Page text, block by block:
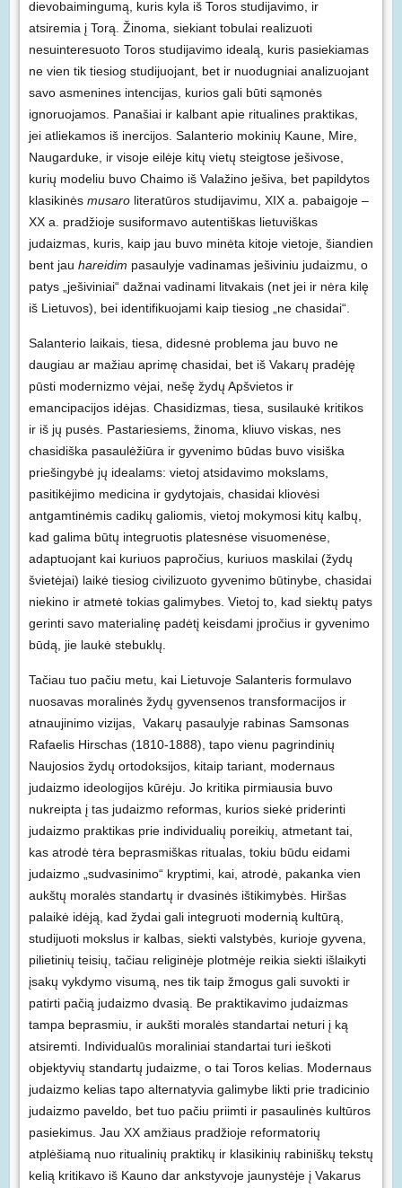
dievobaimingumą, kuris kyla iš Toros studijavimo, ir
atsiremia į Torą. Žinoma, siekiant tobulai realizuoti
nesuinteresuoto Toros studijavimo idealą, kuris pasiekiamas
ne vien tik tiesiog studijuojant, bet ir nuodugniai analizuojant
savo asmenines intencijas, kurios gali būti sąmonės
ignoruojamos. Panašiai ir kalbant apie ritualines praktikas,
jei atliekamos iš inercijos. Salanterio mokinių Kaune, Mire,
Naugarduke, ir visoje eilėje kitų vietų steigtose ješivose,
kurių modeliu buvo Chaimo iš Valažino ješiva, bet papildytos
klasikinės musaroliteratūros studijavimu, XIX a. pabaigoje –
XX a. pradžioje susiformavo autentiškas lietuviškas
judaizmas, kuris, kaip jau buvo minėta kitoje vietoje, šiandien
bent jau hareidim pasaulyje vadinamas ješiviniu judaizmu, o
patys „ješiviniai“ dažnai vadinami litvakais (net jei ir nėra kilę
iš Lietuvos), bei identifikuojami kaip tiesiog „ne chasidai“.
Salanterio laikais, tiesa, didesnė problema jau buvo ne
daugiau ar mažiau aprimę chasidai, bet iš Vakarų pradėję
pūsti modernizmo vėjai, nešę žydų Apšvietos ir
emancipacijos idėjas. Chasidizmas, tiesa, susilaukė kritikos
ir iš jų pusės. Pastariesiems, žinoma, kliuvo viskas, nes
chasidiška pasaulėžiūra ir gyvenimo būdas buvo visiška
priešingybė jų idealams: vietoj atsidavimo mokslams,
pasitikėjimo medicina ir gydytojais, chasidai kliovėsi
antgamtinėmis cadikų galiomis, vietoj mokymosi kitų kalbų,
kad galima būtų integruotis platesnėse visuomenėse,
adaptuojant kai kuriuos papročius, kuriuos maskilai (žydų
švietėjai) laikė tiesiog civilizuoto gyvenimo būtinybe, chasidai
niekino ir atmetė tokias galimybes. Vietoj to, kad siektų patys
gerinti savo materialinę padėtį keisdami įpročius ir gyvenimo
būdą, jie laukė stebuklų.
Tačiau tuo pačiu metu, kai Lietuvoje Salanteris formulavo
nuosavas moralinės žydų gyvensenos transformacijos ir
atnaujinimo vizijas, Vakarų pasaulyje rabinas Samsonas
Rafaelis Hirschas (1810-1888), tapo vienu pagrindinių
Naujosios žydų ortodoksijos, kitaip tariant, modernaus
judaizmo ideologijos kūrėju. Jo kritika pirmiausia buvo
nukreipta į tas judaizmo reformas, kurios siekė priderinti
judaizmo praktikas prie individualių poreikių, atmetant tai,
kas atrodė tėra beprasmiškas ritualas, tokiu būdu eidami
judaizmo „sudvasinimo“ kryptimi, kai, atrodė, pakanka vien
aukštų moralės standartų ir dvasinės ištikimybės. Hiršas
palaikė idėją, kad žydai gali integruoti modernią kultūrą,
studijuoti mokslus ir kalbas, siekti valstybės, kurioje gyvena,
pilietinių teisių, tačiau religinėje plotmėje reikia siekti išlaikyti
įsakų vykdymo visumą, nes tik taip žmogus gali suvokti ir
patirti pačią judaizmo dvasią. Be praktikavimo judaizmas
tampa beprasmiu, ir aukšti moralės standartai neturi į ką
atsiremti. Individualūs moraliniai standartai turi ieškoti
objektyvių standartų judaizme, o tai Toros kelias. Modernaus
judaizmo kelias tapo alternatyvia galimybe likti prie tradicinio
judaizmo paveldo, bet tuo pačiu priimti ir pasaulinės kultūros
pasiekimus. Jau XX amžiaus pradžioje reformatorių
atplėšiamą nuo ritualinių praktikų ir klasikinių rabiniškų tekstų
kelią kritikavo iš Kauno dar ankstyvoje jaunystėje į Vakarus